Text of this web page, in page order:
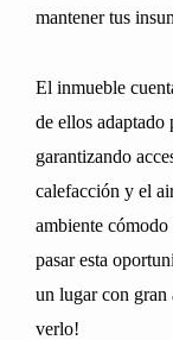
mantener tus
El inmueble
de ellos adaptado
garantizando
calefacción y el
ambiente
pasar esta
un lugar con gran
verlo!